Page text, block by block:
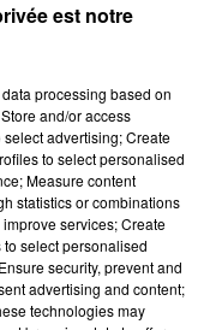
votre balade
est notre
processing based on
and/or access
advertising; Create
to select personalised
Measure content
statistics or combinations
services; Create
select personalised
security, prevent and
advertising and content;
technologies may